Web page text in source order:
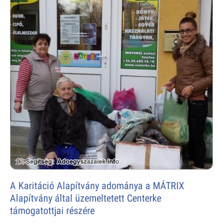
A Karitáció Alapítvány adománya a MÁTRIX
Alapítvány által üzemeltetett Centerke
támogatottjai részére